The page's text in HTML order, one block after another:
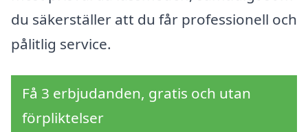
du säkerställer att du får professionell och
pålitlig service.
Få 3 erbjudanden, gratis och utan
förpliktelser